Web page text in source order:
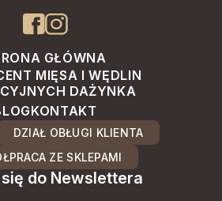
GŁÓWNA
MIĘSA I WĘDLIN
DAŻYNKA
KONTAKT
DZIAŁ OBŁUGI KLIENTA
ZE SKLEPAMI
do Newslettera